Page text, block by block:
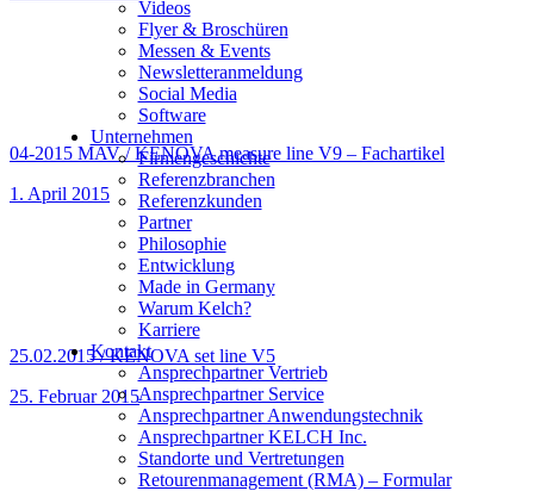
Videos
Flyer & Broschüren
Messen & Events
Newsletteranmeldung
Social Media
Software
Unternehmen
Firmengeschichte
Referenzbranchen
Referenzkunden
Partner
Philosophie
Entwicklung
Made in Germany
Warum Kelch?
Karriere
Kontakt
Ansprechpartner Vertrieb
Ansprechpartner Service
Ansprechpartner Anwendungstechnik
Ansprechpartner KELCH Inc.
Standorte und Vertretungen
Retourenmanagement (RMA) – Formular
04-2015 MAV / KENOVA measure line V9 – Fachartikel
1. April 2015
25.02.2015 / KENOVA set line V5
25. Februar 2015